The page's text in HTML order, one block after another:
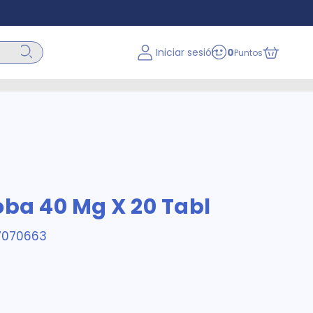
Iniciar sesión 0Puntos
40 Mg X 20 Tabl